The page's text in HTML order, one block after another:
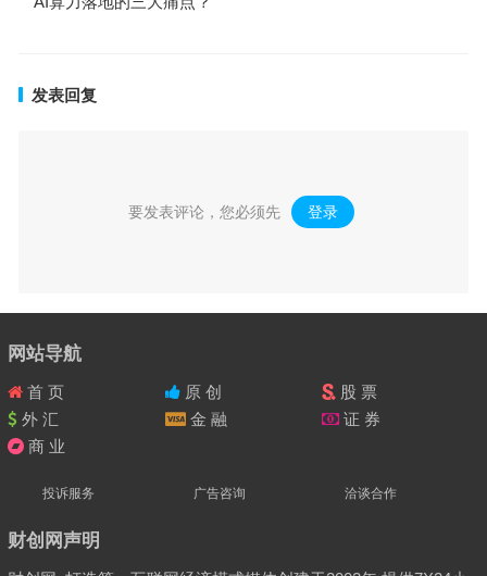
发表回复
要发表评论，您必须先 登录 。
网站导航
首 页 原 创
股 票
外 汇
金 融
证 券
商 业
投诉服务 广告咨询 洽谈合作
财创网声明